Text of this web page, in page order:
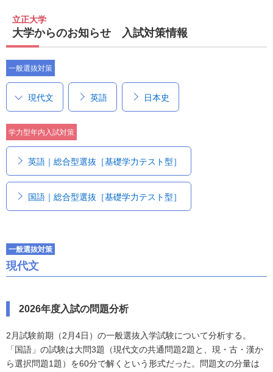
立正大学
大学からのお知らせ 入試対策情報
一般選抜対策
現代文 英語 日本史
学力型年内入試対策
英語｜総合型選抜［基礎学力テスト型］
国語｜総合型選抜［基礎学力テスト型］
一般選抜対策
現代文
2026年度入試の問題分析
2月試験前期（2月4日）の一般選抜入学試験について分析する。
「国語」の試験は大問3題（現代文の共通問題2題と、現・古・漢か
ら選択問題1題）を60分で解くという形式だった。問題文の分量は